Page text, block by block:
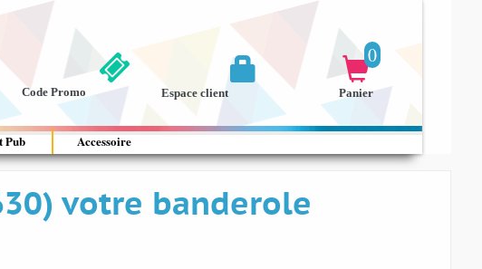
0

Panier

Espace client
Code Promo
Pub Accessoire
votre banderole